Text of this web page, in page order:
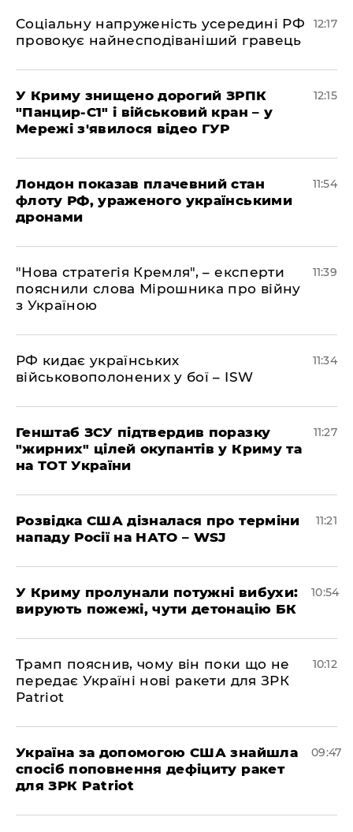
Соціальну напруженість усередині РФ
провокує найнесподіваніший гравець
12:17
У Криму знищено дорогий ЗРПК
"Панцир-С1" і військовий кран – у
Мережі з'явилося відео ГУР
12:15
Лондон показав плачевний стан
флоту РФ, ураженого українськими
дронами
11:54
"Нова стратегія Кремля", – експерти
пояснили слова Мірошника про війну
з Україною
11:39
РФ кидає українських
військовополонених у бої – ISW
11:34
Генштаб ЗСУ підтвердив поразку
"жирних" цілей окупантів у Криму та
на ТОТ України
11:27
Розвідка США дізналася про терміни
нападу Росії на НАТО – WSJ
11:21
У Криму пролунали потужні вибухи:
вирують пожежі, чути детонацію БК
10:54
Трамп пояснив, чому він поки що не
передає Україні нові ракети для ЗРК
Patriot
10:12
Україна за допомогою США знайшла
спосіб поповнення дефіциту ракет
для ЗРК Patriot
09:47